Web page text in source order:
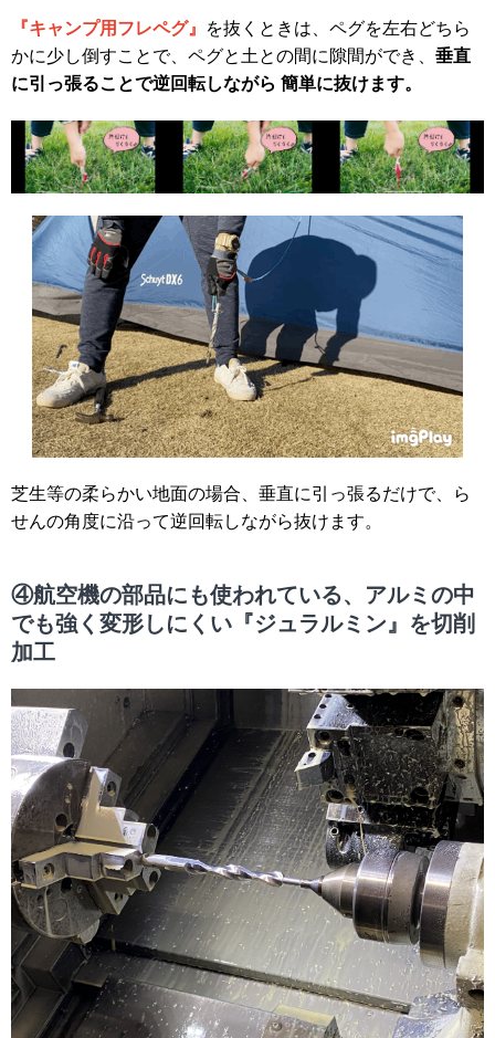
『キャンプ用フレペグ』
を抜くときは、ペグを左右どちら
かに少し倒すことで、ペグと土との間に隙間ができ、 垂直
に引っ張ることで逆回転しながら 簡単に抜けます。
芝生等の柔らかい地面の場合、垂直に引っ張るだけで、ら
せんの角度に沿って逆回転しながら抜けます。
④航空機の部品にも使われている、アルミの中
でも強く変形しにくい『ジュラルミン』を切削
加工